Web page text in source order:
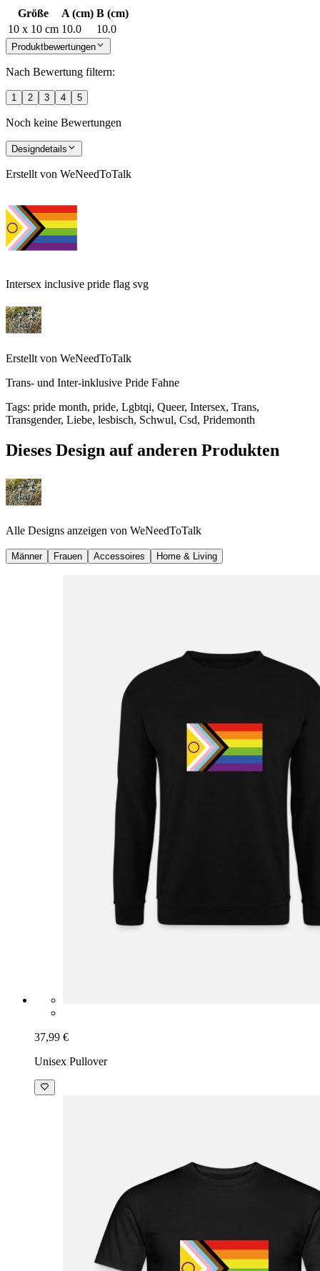
Größe A (cm) B (cm)
10 x 10 cm 10.0 10.0
Produktbewertungen
Nach Bewertung filtern:
1 2 3 4 5
Noch keine Bewertungen
Designdetails
Erstellt von WeNeedToTalk
Intersex inclusive pride flag svg
Erstellt von WeNeedToTalk
Trans- und Inter-inklusive Pride Fahne
Tags: pride month, pride, Lgbtqi, Queer, Intersex, Trans,
Transgender, Liebe, lesbisch, Schwul, Csd, Pridemonth
Dieses Design auf anderen Produkten
Alle Designs anzeigen von WeNeedToTalk
Männer Frauen Accessoires Home & Living
37,99 €
Unisex Pullover